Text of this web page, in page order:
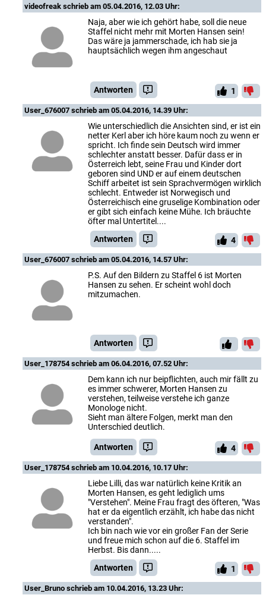
videofreak schrieb am 05.04.2016, 12.03 Uhr:
Naja, aber wie ich gehört habe, soll die neue
Staffel nicht mehr mit Morten Hansen sein!
Das wäre ja jammerschade, ich hab sie ja
hauptsächlich wegen ihm angeschaut
Antworten 1
User_676007 schrieb am 05.04.2016, 14.39 Uhr:
Wie unterschiedlich die Ansichten sind, er ist ein
netter Kerl aber ich höre kaum noch zu wenn er
spricht. Ich finde sein Deutsch wird immer
schlechter anstatt besser. Dafür dass er in
Österreich lebt, seine Frau und Kinder dort
geboren sind UND er auf einem deutschen
Schiff arbeitet ist sein Sprachvermögen wirklich
schlecht. Entweder ist Norwegisch und
Österreichisch eine gruselige Kombination oder
er gibt sich einfach keine Mühe. Ich bräuchte
öfter mal Untertitel....
Antworten
4
User_676007 schrieb am 05.04.2016, 14.57 Uhr:
P.S. Auf den Bildern zu Staffel 6 ist Morten
Hansen zu sehen. Er scheint wohl doch
mitzumachen.
Antworten
User_178754schrieb am 06.04.2016, 07.52 Uhr:
Dem kann ich nur beipflichten, auch mir fällt zu
es immer schwerer, Morten Hansen zu
verstehen, teilweise verstehe ich ganze
Monologe nicht.
Sieht man ältere Folgen, merkt man den
Unterschied deutlich.
Antworten 4
User_178754schrieb am 10.04.2016, 10.17 Uhr:
Liebe Lilli, das war natürlich keine Kritik an
Morten Hansen, es geht lediglich ums
"Verstehen". Meine Frau fragt des öfteren, "Was
hat er da eigentlich erzählt, ich habe das nicht
verstanden".
Ich bin nach wie vor ein großer Fan der Serie
und freue mich schon auf die 6. Staffel im
Herbst. Bis dann.....
Antworten
1
User_Bruno schrieb am 10.04.2016, 13.23 Uhr: